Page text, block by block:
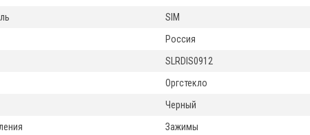
SIM
Россия
SLRDIS0912
Оргстекло
Черный
Зажимы